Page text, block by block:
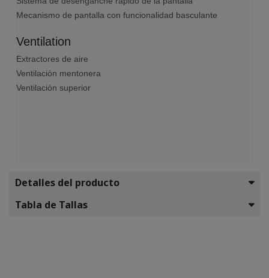
Mecanismo de pantalla con funcionalidad basculante
Ventilation
Extractores de aire
Ventilación mentonera
Ventilación superior
Detalles del producto
Tabla de Tallas